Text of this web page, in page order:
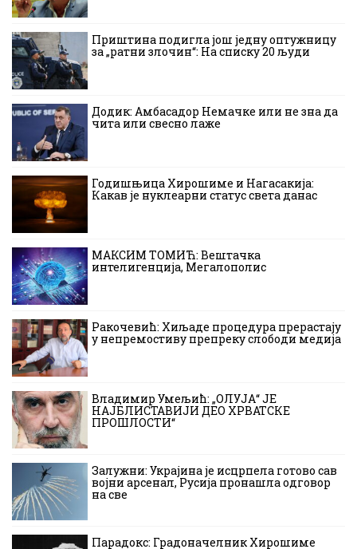
Приштина подигла још једну оптужницу
за „ратни злочин“: На списку 20 људи
Додик: Амбасадор Немачке или не зна да
чита или свесно лаже
Годишњица Хирошиме и Нагасакија:
Какав је нуклеарни статус света данас
МАКСИМ ТОМИЋ: Вештачка
интелигенција, Мегалополис
Ракочевић: Хиљаде процедура прерастају
у непремостиву препреку слободи медија
Владимир Умељић: „ОЛУЈА“ ЈЕ
НАЈБЛИСТАВИЈИ ДЕО ХРВАТСКЕ
ПРОШЛОСТИ“
Залужни: Украјина је исцрпела готово сав
војни арсенал, Русија пронашла одговор
на све
Парадокс: Градоначелник Хирошиме